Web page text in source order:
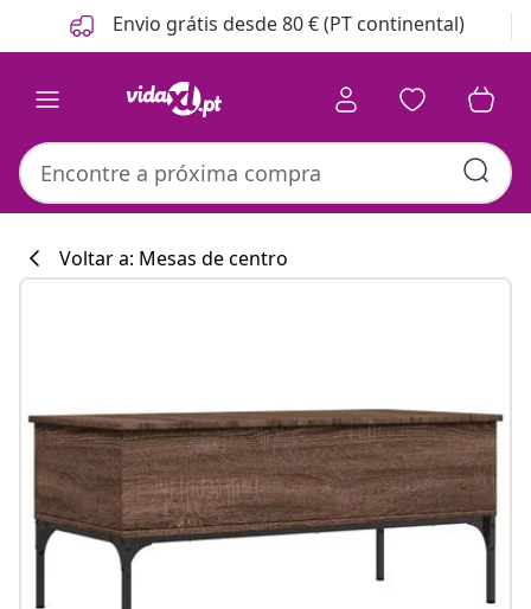
Anterior
Seguinte Envio grátis desde 80 € (PT continental)
Voltar a: Mesas de centro